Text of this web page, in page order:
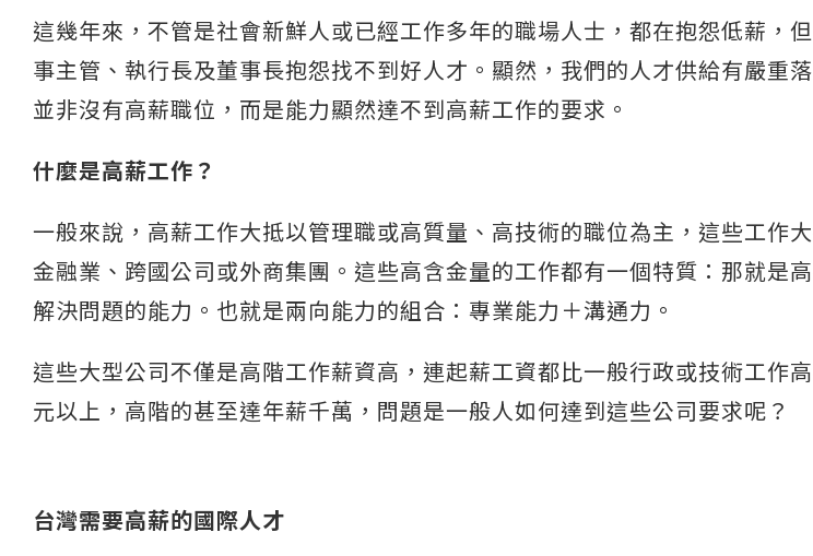
這幾年來，不管是社會新鮮人或已經工作多年的職場人士，都在抱怨低薪，
事主管、執行長及董事長抱怨找不到好人才。顯然，我們的人才供給有嚴重
並非沒有高薪職位，而是能力顯然達不到高薪工作的要求。
什麼是高薪工作？
一般來說，高薪工作大抵以管理職或高質量、高技術的職位為主，這些工作
金融業、跨國公司或外商集團。這些高含金量的工作都有一個特質：那就是
解決問題的能力。也就是兩向能力的組合：專業能力＋溝通力。
這些大型公司不僅是高階工作薪資高，連起薪工資都比一般行政或技術工作
元以上，高階的甚至達年薪千萬，問題是一般人如何達到這些公司要求呢？
台灣需要高薪的國際人才